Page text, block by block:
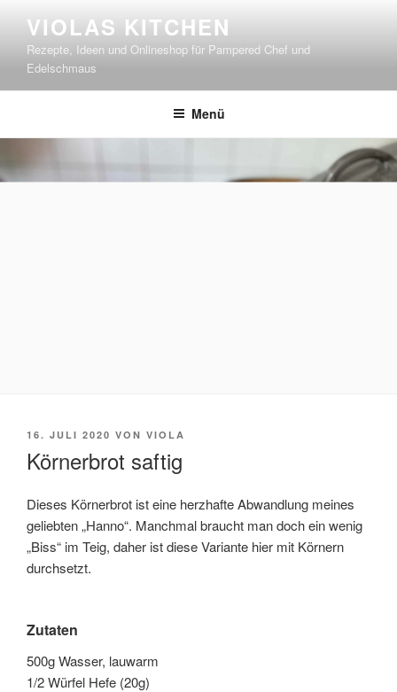
Inhalt
springen
VIOLAS KITCHEN
Rezepte, Ideen und Onlineshop für Pampered Chef und
Edelschmaus
Menü
VERÖFFENTLICHT
16. JULI 2020 VON VIOLA
Körnerbrot saftig
Dieses Körnerbrot ist eine herzhafte Abwandlung meines
geliebten „Hanno“. Manchmal braucht man doch ein wenig
„Biss“ im Teig, daher ist diese Variante hier mit Körnern
durchsetzt.
Zutaten
500g Wasser, lauwarm
1/2 Würfel Hefe (20g)